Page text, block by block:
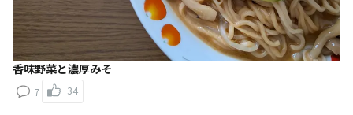
香味野菜と濃厚みそ
7 34